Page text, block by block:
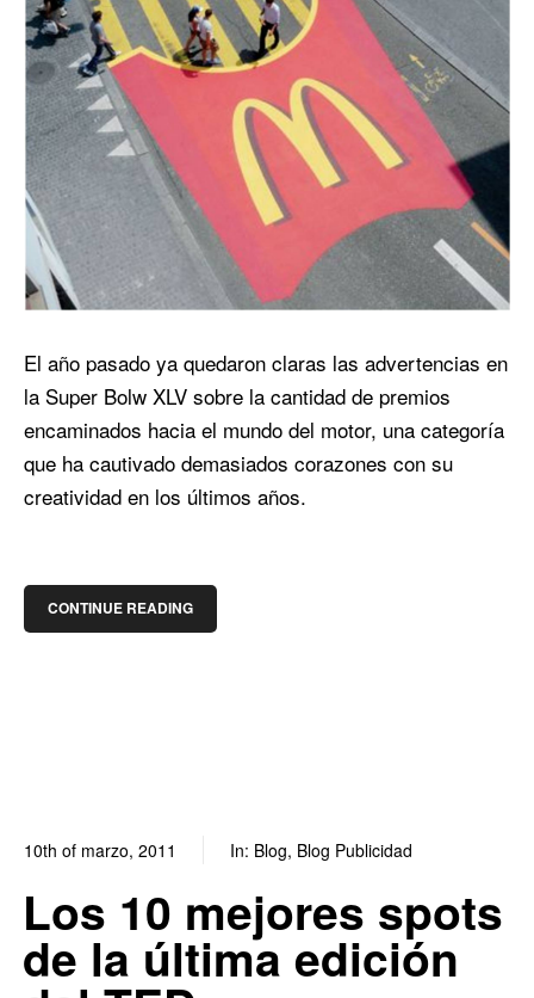
El año pasado ya quedaron claras las advertencias en
la Super Bolw XLV sobre la cantidad de premios
encaminados hacia el mundo del motor, una categoría
que ha cautivado demasiados corazones con su
creatividad en los últimos años.
CONTINUE READING
10th of marzo, 2011 In: Blog, Blog Publicidad
Los 10 mejores spots
de la última edición